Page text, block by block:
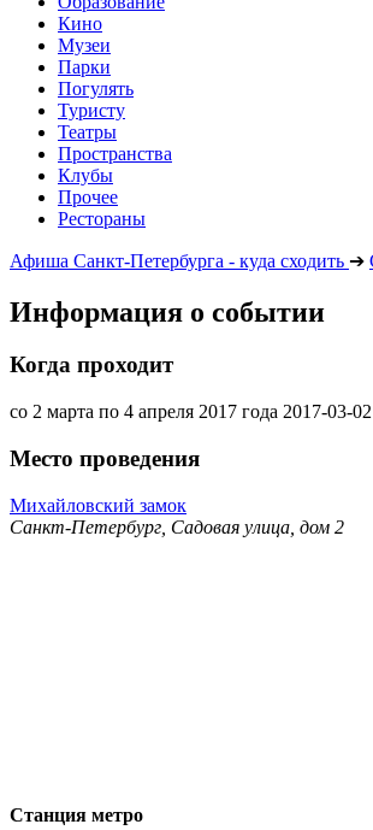
Кино
Музеи
Парки
Погулять
Туристу
Театры
Пространства
Клубы
Прочее
Рестораны
Афиша Санкт-Петербурга - куда сходить ➔
Информация о событии
Когда проходит
со 2 марта по 4 апреля 2017 года 2017-03-02
Место проведения
Михайловский замок
Санкт-Петербург, Садовая улица, дом 2
Станция метро